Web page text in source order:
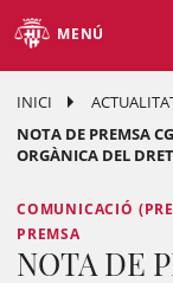
MENÚ
INICI
NOTA DE PREMSA
ORGÀNICA DEL
COMUNICACIÓ
PREMSA
NOTA DE